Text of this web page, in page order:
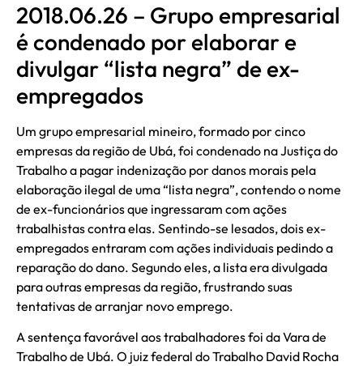
2018.06.26 – Grupo empresarial
é condenado por elaborar e
divulgar “lista negra” de ex-
empregados
Um grupo empresarial mineiro, formado por cinco
empresas da região de Ubá, foi condenado na Justiça do
Trabalho a pagar indenização por danos morais pela
elaboração ilegal de uma “lista negra”, contendo o nome
de ex-funcionários que ingressaram com ações
trabalhistas contra elas. Sentindo-se lesados, dois ex-
empregados entraram com ações individuais pedindo a
reparação do dano. Segundo eles, a lista era divulgada
para outras empresas da região, frustrando suas
tentativas de arranjar novo emprego.
A sentença favorável aos trabalhadores foi da Vara de
Trabalho de Ubá. O juiz federal do Trabalho David Rocha